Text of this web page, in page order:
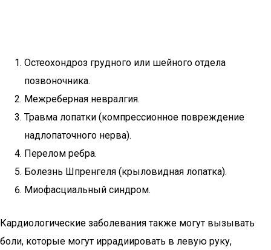
Остеохондроз грудного или шейного отдела
позвоночника.
Межреберная невралгия.
Травма лопатки (компрессионное повреждение
надлопаточного нерва).
Перелом ребра.
Болезнь Шпренгеля (крыловидная лопатка).
Миофасциальный синдром.
Кардиологические заболевания также могут вызывать
боли, которые могут иррадиировать в левую руку,